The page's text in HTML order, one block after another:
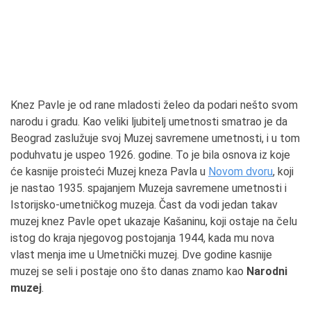
Knez Pavle je od rane mladosti želeo da podari nešto svom
narodu i gradu. Kao veliki ljubitelj umetnosti smatrao je da
Beograd zaslužuje svoj Muzej savremene umetnosti, i u tom
poduhvatu je uspeo 1926. godine. To je bila osnova iz koje
će kasnije proisteći Muzej kneza Pavla u Novom dvoru, koji
je nastao 1935. spajanjem Muzeja savremene umetnosti i
Istorijsko-umetničkog muzeja. Čast da vodi jedan takav
muzej knez Pavle opet ukazaje Kašaninu, koji ostaje na čelu
istog do kraja njegovog postojanja 1944, kada mu nova
vlast menja ime u Umetnički muzej. Dve godine kasnije
muzej se seli i postaje ono što danas znamo kao Narodni
muzej.